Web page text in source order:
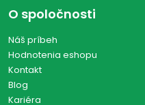
O spoločnosti
Náš príbeh
Hodnotenia eshopu
Kontakt
Blog
Kariéra